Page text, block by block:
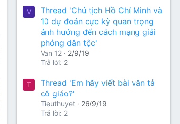
V
Thread 'Chủ tịch Hồ Chí Minh và
10 dự đoán cực kỳ quan trọng
ảnh hưởng đến cách mạng giải
phóng dân tộc'
Van 12
2/9/19
Trả lời: 2
T
Thread 'Em hãy viết bài văn tả
cô giáo?'
Tieuthuyet
26/9/19
Trả lời: 2